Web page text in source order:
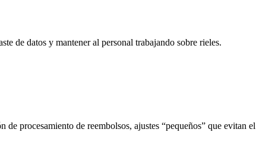
de datos y mantener al personal trabajando sobre rieles.
procesamiento de reembolsos, ajustes “pequeños” que evitan el